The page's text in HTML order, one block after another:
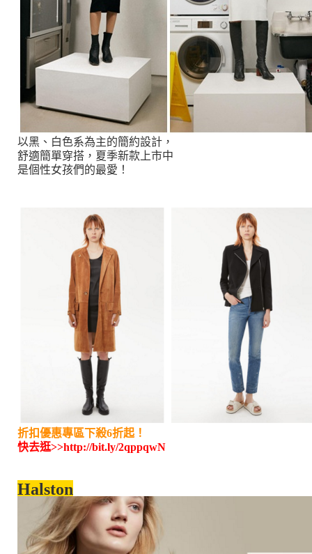
以黑、白色系為主的簡約設計，
舒適簡單穿搭，夏季新款上市中
是個性女孩們的最愛！
折扣優惠專區下殺6折起！
快去逛>>http://bit.ly/2qppqwN
Halston